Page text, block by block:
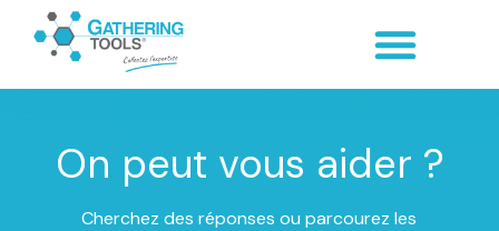
On peut vous aider ?
Cherchez des réponses ou parcourez les